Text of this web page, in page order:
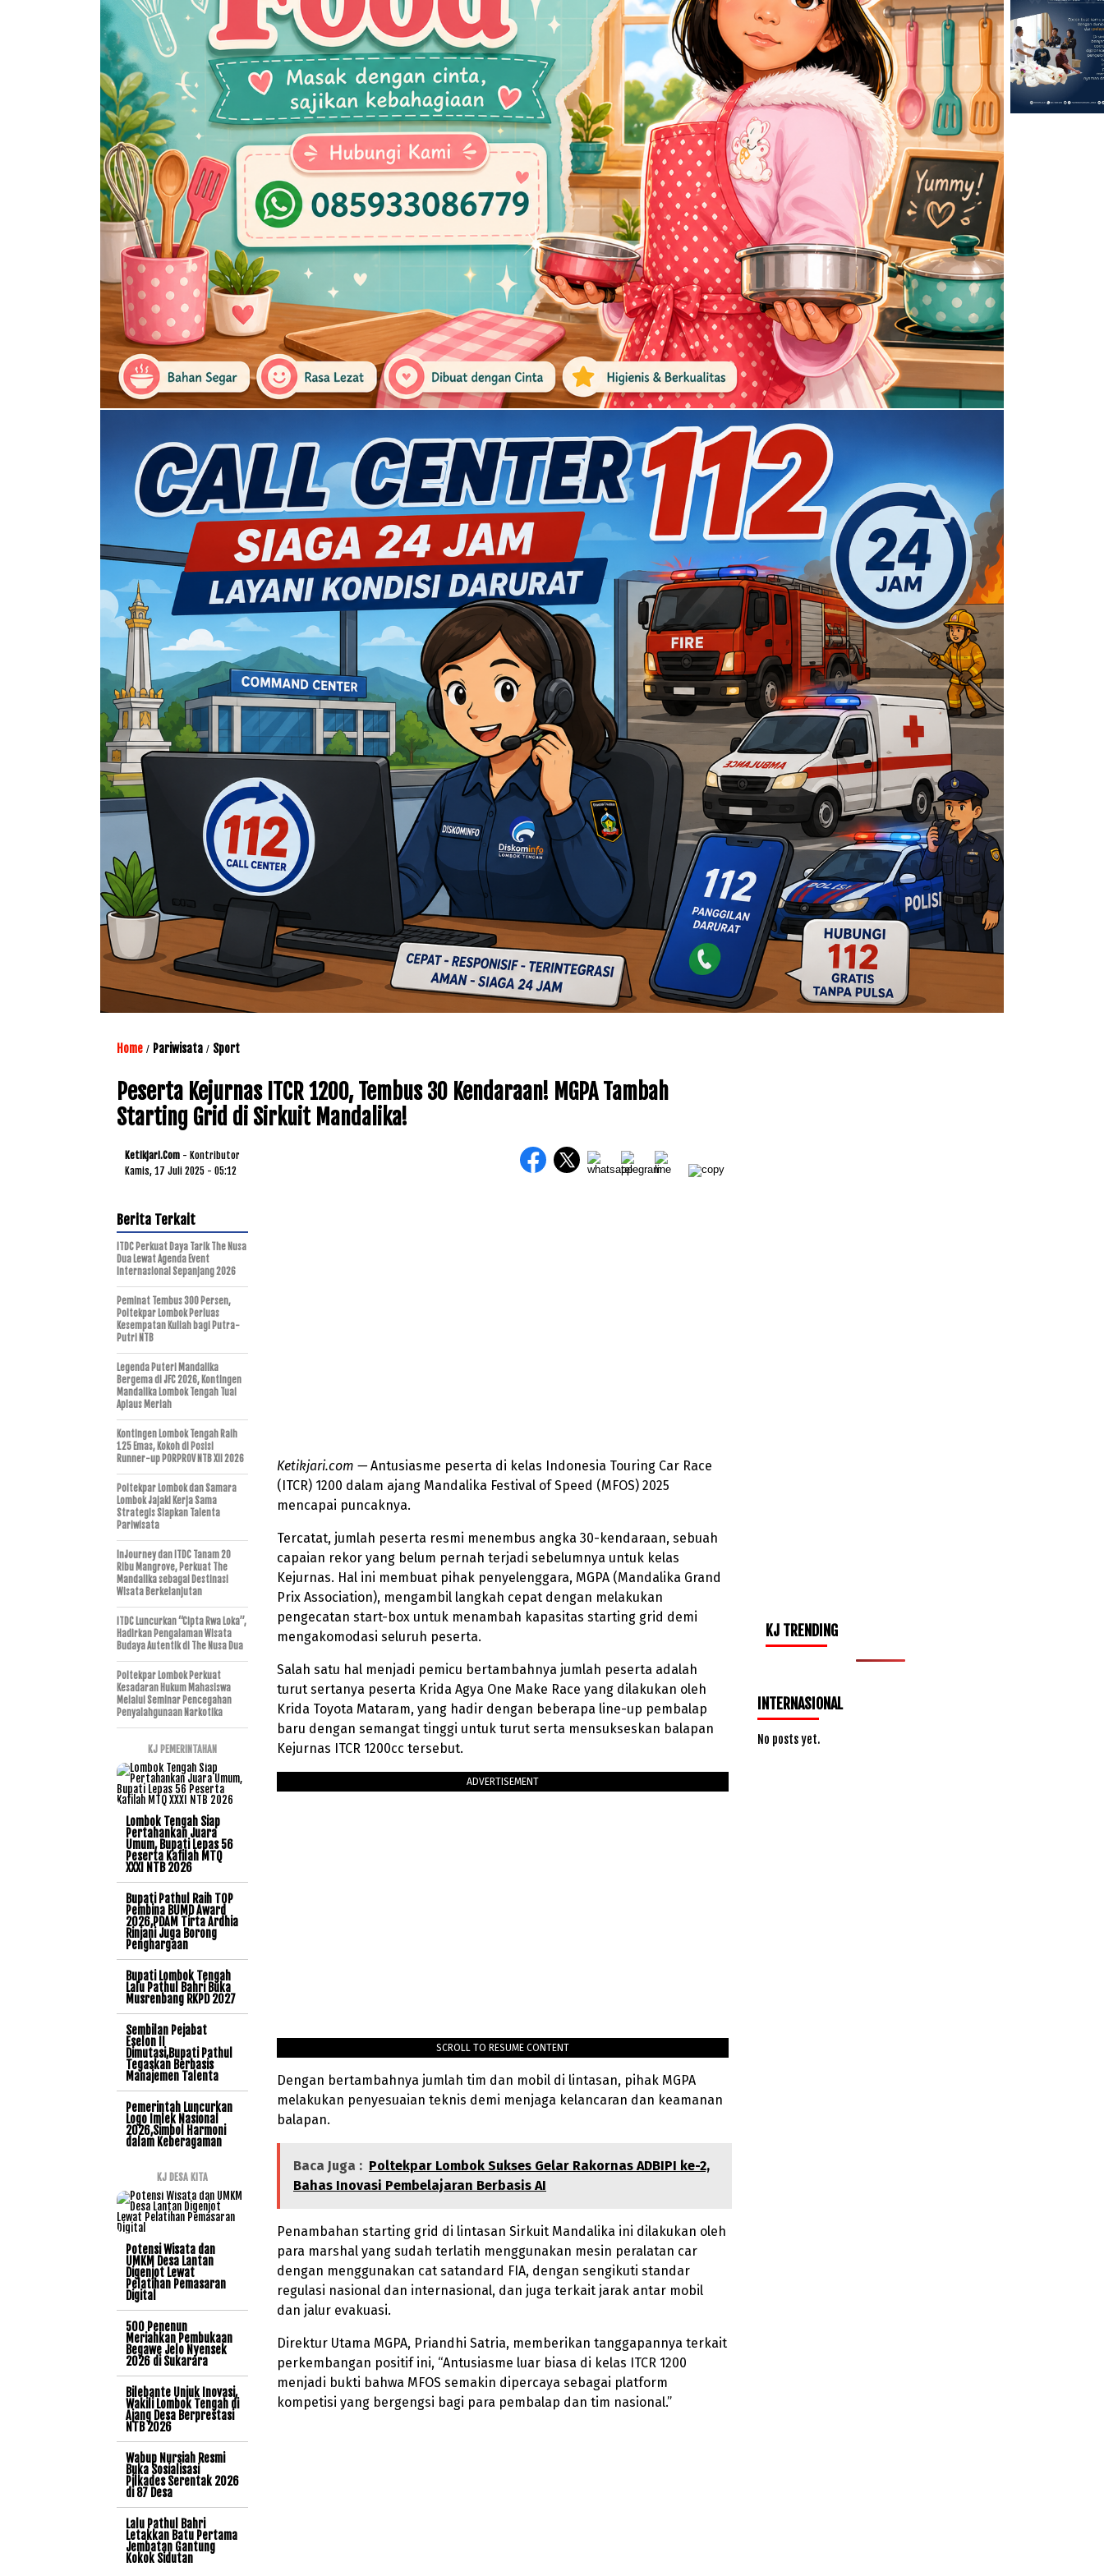
Home / Pariwisata / Sport
Peserta Kejurnas ITCR 1200, Tembus 30 Kendaraan! MGPA Tambah
Starting Grid di Sirkuit Mandalika!
Ketikjari.com - Kontributor
Kamis, 17 Juli 2025 - 05:12
Ketikjari.com —Antusiasme peserta di kelas Indonesia Touring Car Race
(ITCR) 1200 dalam ajang Mandalika Festival of Speed (MFOS) 2025
mencapai puncaknya.
Tercatat, jumlah peserta resmi menembus angka 30-kendaraan, sebuah
capaian rekor yang belum pernah terjadi sebelumnya untuk kelas
Kejurnas. Hal ini membuat pihak penyelenggara, MGPA (Mandalika Grand
Prix Association), mengambil langkah cepat dengan melakukan
pengecatan start-box untuk menambah kapasitas starting grid demi
mengakomodasi seluruh peserta.
Salah satu hal menjadi pemicu bertambahnya jumlah peserta adalah
turut sertanya peserta Krida Agya One Make Race yang dilakukan oleh
Krida Toyota Mataram, yang hadir dengan beberapa line-up pembalap
baru dengan semangat tinggi untuk turut serta mensukseskan balapan
Kejurnas ITCR 1200cc tersebut.
ADVERTISEMENT
SCROLL TO RESUME CONTENT
Dengan bertambahnya jumlah tim dan mobil di lintasan, pihak MGPA
melakukan penyesuaian teknis demi menjaga kelancaran dan keamanan
balapan.
Baca Juga : Poltekpar Lombok Sukses Gelar Rakornas ADBIPI ke-2,
Bahas Inovasi Pembelajaran Berbasis AI
Penambahan starting grid di lintasan Sirkuit Mandalika ini dilakukan oleh
para marshal yang sudah terlatih menggunakan mesin peralatan car
dengan menggunakan cat satandard FIA, dengan sengikuti standar
regulasi nasional dan internasional, dan juga terkait jarak antar mobil
dan jalur evakuasi.
Direktur Utama MGPA, Priandhi Satria, memberikan tanggapannya terkait
perkembangan positif ini, “Antusiasme luar biasa di kelas ITCR 1200
menjadi bukti bahwa MFOS semakin dipercaya sebagai platform
kompetisi yang bergengsi bagi para pembalap dan tim nasional.”
Berita Terkait
ITDC Perkuat Daya Tarik The Nusa
Dua Lewat Agenda Event
Internasional Sepanjang 2026
Peminat Tembus 300 Persen,
Poltekpar Lombok Perluas
Kesempatan Kuliah bagi Putra-
Putri NTB
Legenda Puteri Mandalika
Bergema di JFC 2026, Kontingen
Mandalika Lombok Tengah Tuai
Aplaus Meriah
Kontingen Lombok Tengah Raih
125 Emas, Kokoh di Posisi
Runner-up PORPROV NTB XII 2026
Poltekpar Lombok dan Samara
Lombok Jajaki Kerja Sama
Strategis Siapkan Talenta
Pariwisata
InJourney dan ITDC Tanam 20
Ribu Mangrove, Perkuat The
Mandalika sebagai Destinasi
Wisata Berkelanjutan
ITDC Luncurkan “Cipta Rwa Loka”,
Hadirkan Pengalaman Wisata
Budaya Autentik di The Nusa Dua
Poltekpar Lombok Perkuat
Kesadaran Hukum Mahasiswa
Melalui Seminar Pencegahan
Penyalahgunaan Narkotika
KJ PEMERINTAHAN
Lombok Tengah Siap
Pertahankan Juara
Umum, Bupati Lepas 56
Peserta Kafilah MTQ
XXXI NTB 2026
Bupati Pathul Raih TOP
Pembina BUMD Award
2026,PDAM Tirta Ardhia
Rinjani Juga Borong
Penghargaan
Bupati Lombok Tengah
Lalu Pathul Bahri Buka
Musrenbang RKPD 2027
Sembilan Pejabat
Eselon II
Dimutasi,Bupati Pathul
Tegaskan Berbasis
Manajemen Talenta
Pemerintah Luncurkan
Logo Imlek Nasional
2026,Simbol Harmoni
dalam Keberagaman
KJ DESA KITA
Potensi Wisata dan
UMKM Desa Lantan
Digenjot Lewat
Pelatihan Pemasaran
Digital
500 Penenun
Meriahkan Pembukaan
Begawe Jelo Nyensek
2026 di Sukarara
Bilebante Unjuk Inovasi,
Wakili Lombok Tengah di
Ajang Desa Berprestasi
NTB 2026
Wabup Nursiah Resmi
Buka Sosialisasi
Pilkades Serentak 2026
di 87 Desa
Lalu Pathul Bahri
Letakkan Batu Pertama
Jembatan Gantung
Kokok Sidutan
KJ TRENDING
INTERNASIONAL
No posts yet.